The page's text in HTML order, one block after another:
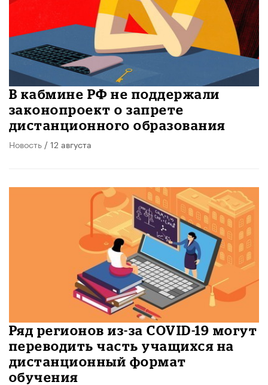
В кабмине РФ не поддержали
законопроект о запрете
дистанционного образования
Новость / 12 августа
Ряд регионов из-за COVID-19 могут
переводить часть учащихся на
дистанционный формат
обучения